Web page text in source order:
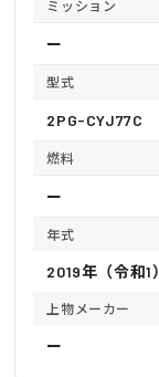
ミッション
ー
型式
2PG-CYJ77C
燃料
ー
年式
2019年（令和1）
上物メーカー
ー